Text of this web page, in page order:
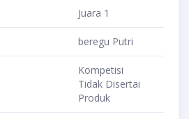
Juara 1
beregu Putri
Kompetisi
Tidak Disertai
Produk